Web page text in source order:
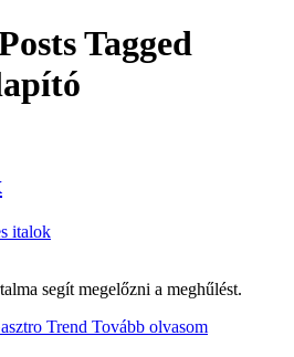
Tagged
italok
segít megelőzni a meghűlést.
Trend Tovább olvasom